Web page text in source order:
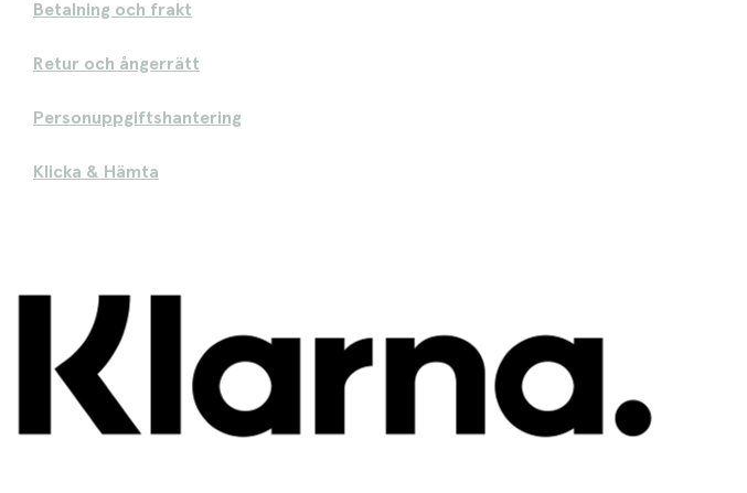
Betalning och frakt
Retur och ångerrätt
Personuppgiftshantering
Klicka & Hämta